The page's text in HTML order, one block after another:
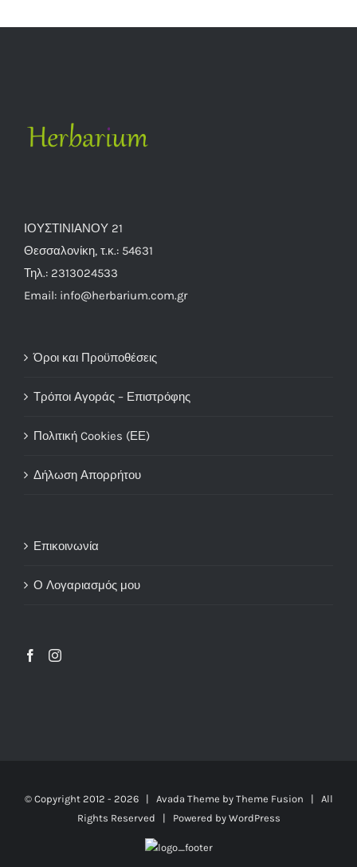
ΙΟΥΣΤΙΝΙΑΝΟΥ 21
Θεσσαλονίκη, τ.κ.: 54631
Τηλ.: 2313024533
Email: info@herbarium.com.gr
Όροι και Προϋποθέσεις
Τρόποι Αγοράς – Επιστρόφης
Πολιτική Cookies (ΕΕ)
Δήλωση Απορρήτου
Επικοινωνία
Ο Λογαριασμός μου
© Copyright 2012 - 2026 | Avada Theme by Theme Fusion | All
Rights Reserved | Powered by WordPress